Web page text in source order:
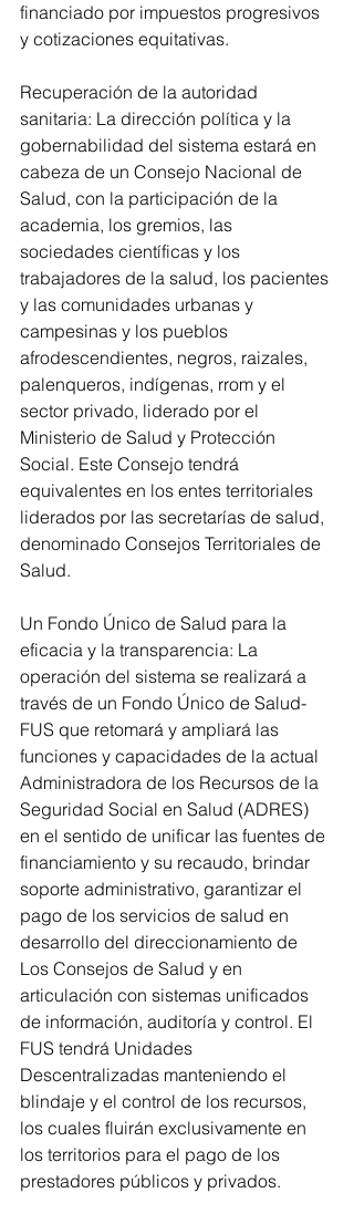
financiado por impuestos progresivos
y cotizaciones equitativas.
Recuperación de la autoridad
sanitaria: La dirección política y la
gobernabilidad del sistema estará en
cabeza de un Consejo Nacional de
Salud, con la participación de la
academia, los gremios, las
sociedades científicas y los
trabajadores de la salud, los pacientes
y las comunidades urbanas y
campesinas y los pueblos
afrodescendientes, negros, raizales,
palenqueros, indígenas, rrom y el
sector privado, liderado por el
Ministerio de Salud y Protección
Social. Este Consejo tendrá
equivalentes en los entes territoriales
liderados por las secretarías de salud,
denominado Consejos Territoriales de
Salud.
Un Fondo Único de Salud para la
eficacia y la transparencia: La
operación del sistema se realizará a
través de un Fondo Único de Salud-
FUS que retomará y ampliará las
funciones y capacidades de la actual
Administradora de los Recursos de la
Seguridad Social en Salud (ADRES)
en el sentido de unificar las fuentes de
financiamiento y su recaudo, brindar
soporte administrativo, garantizar el
pago de los servicios de salud en
desarrollo del direccionamiento de
Los Consejos de Salud y en
articulación con sistemas unificados
de información, auditoría y control. El
FUS tendrá Unidades
Descentralizadas manteniendo el
blindaje y el control de los recursos,
los cuales fluirán exclusivamente en
los territorios para el pago de los
prestadores públicos y privados.